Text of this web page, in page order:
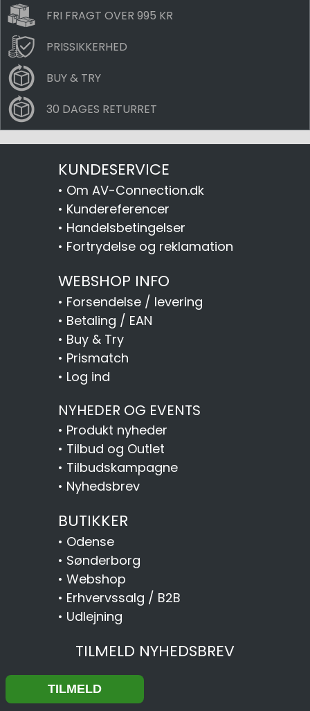
FRI FRAGT OVER 995 KR
PRISSIKKERHED
BUY & TRY
30 DAGES RETURRET
KUNDESERVICE
• Om AV-Connection.dk
• Kundereferencer
• Handelsbetingelser
• Fortrydelse og reklamation
WEBSHOP INFO
• Forsendelse / levering
• Betaling / EAN
• Buy & Try
• Prismatch
• Log ind
NYHEDER OG EVENTS
• Produkt nyheder
• Tilbud og Outlet
• Tilbudskampagne
• Nyhedsbrev
BUTIKKER
• Odense
• Sønderborg
• Webshop
• Erhvervssalg / B2B
• Udlejning
TILMELD NYHEDSBREV